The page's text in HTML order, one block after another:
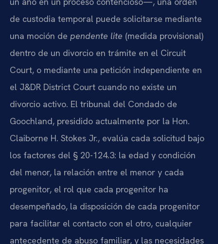
de custodia temporal puede solicitarse mediante
una moción de pendente lite (medida provisional)
dentro de un divorcio en trámite en el Circuit
Court, o mediante una petición independiente en
el J&DR District Court cuando no existe un
divorcio activo. El tribunal del Condado de
Goochland, presidido actualmente por la Hon.
Claiborne H. Stokes Jr., evalúa cada solicitud bajo
los factores del § 20-124.3: la edad y condición
del menor, la relación entre el menor y cada
progenitor, el rol que cada progenitor ha
desempeñado, la disposición de cada progenitor
para facilitar el contacto con el otro, cualquier
antecedente de abuso familiar, y las necesidades